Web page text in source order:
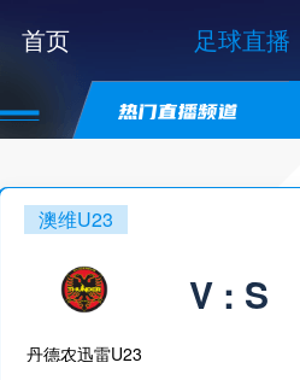
首页 足球直播
澳维U23
丹德农迅雷U23
V : S